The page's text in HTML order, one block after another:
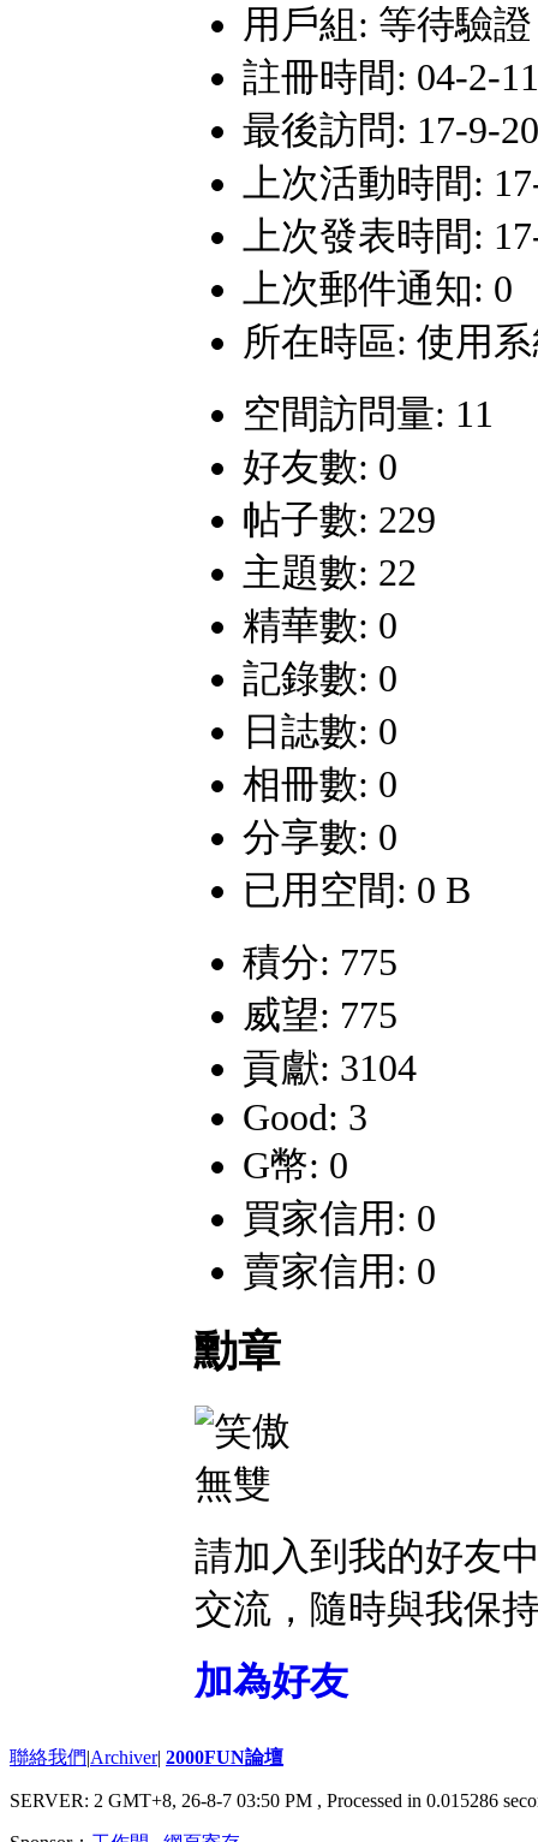
用戶組: 等待驗證
註冊時間: 04-2-
最後訪問: 17-9-
上次活動時間:
上次發表時間:
上次郵件通知: 0
所在時區: 使用
空間訪問量: 11
好友數: 0
帖子數: 229
主題數: 22
精華數: 0
記錄數: 0
日誌數: 0
相冊數: 0
分享數: 0
已用空間: 0 B
積分: 775
威望: 775
貢獻: 3104
Good: 3
G幣: 0
買家信用: 0
賣家信用: 0
勳章
請加入到我的好友
交流，隨時與我保
加為好友
聯絡我們|Archiver| 2000FUN論壇
SERVER: 2 GMT+8, 26-8-7 03:50 PM , Processed in 0.015286